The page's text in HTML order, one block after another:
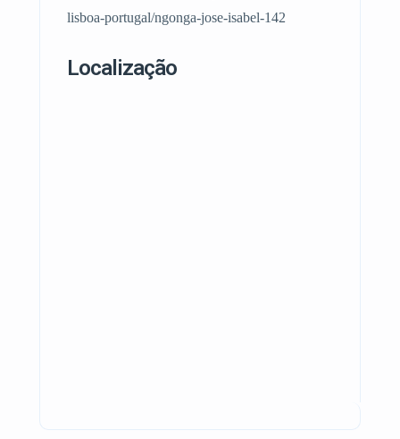
lisboa-portugal/ngonga-jose-isabel-142
Localização